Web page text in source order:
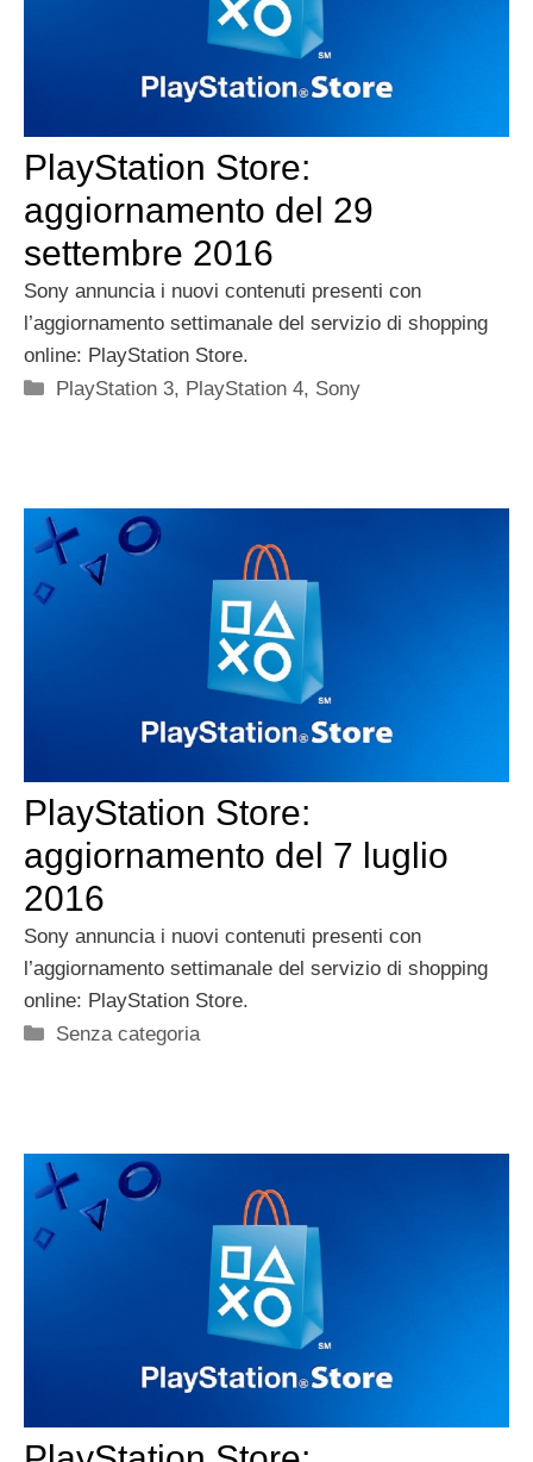
PlayStation Store:
aggiornamento del 29
settembre 2016
Sony annuncia i nuovi contenuti presenti con
l’aggiornamento settimanale del servizio di shopping
online: PlayStation Store.
Categorie
PlayStation 3, PlayStation 4, Sony
PlayStation Store:
aggiornamento del 7 luglio
2016
Sony annuncia i nuovi contenuti presenti con
l’aggiornamento settimanale del servizio di shopping
online: PlayStation Store.
Categorie
Senza categoria